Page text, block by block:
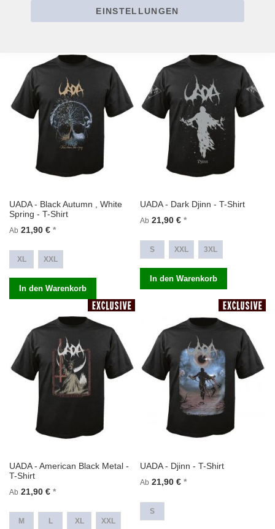
UADA - Black Autumn , White
Spring - T-Shirt
Ab 21,90 €
XL XXL
In den Warenkorb
UADA - Dark Djinn - T-Shirt
Ab 21,90 €
S XXL 3XL
In den Warenkorb
UADA - American Black Metal -
T-Shirt
Ab 21,90 €
M L XL XXL
UADA - Djinn - T-Shirt
Ab 21,90 €
S
EINSTELLUNGEN